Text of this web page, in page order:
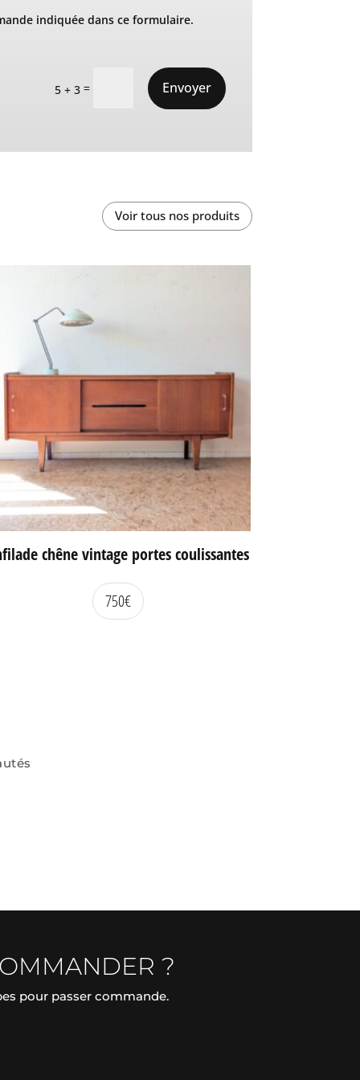
indiquée dans ce formulaire.
5 + 3 = Envoyer
Voir tous nos produits
chêne vintage portes coulissantes
750€
?
pour passer commande.